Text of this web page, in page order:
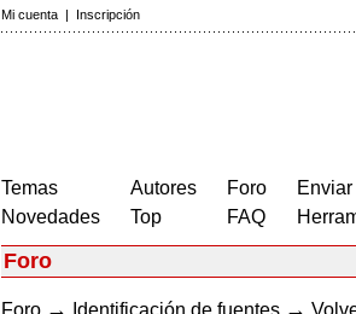
Mi cuenta | Inscripción
Temas
Novedades
Autores
Top
Foro
FAQ
Foro
Foro → Identificación de fuentes →